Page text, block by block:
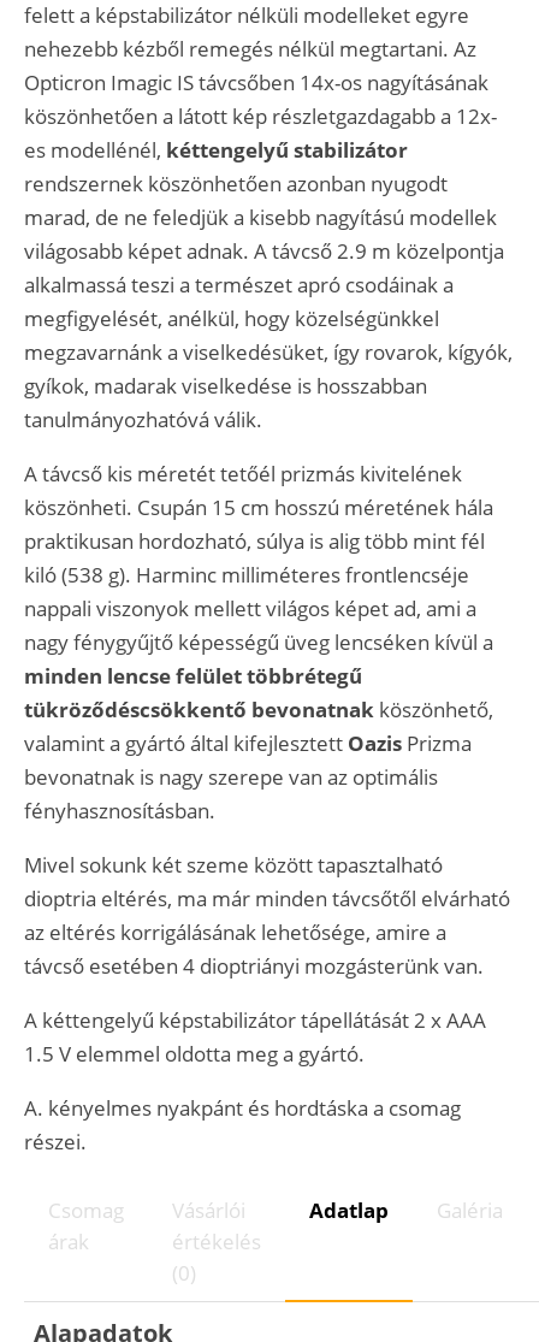
felett a képstabilizátor nélküli modelleket egyre
nehezebb kézből remegés nélkül megtartani. Az
Opticron Imagic IS távcsőben 14x-os nagyításának
köszönhetően a látott kép részletgazdagabb a 12x-
es modellénél, kéttengelyű stabilizátor
rendszernek köszönhetően azonban nyugodt
marad, de ne feledjük a kisebb nagyítású modellek
világosabb képet adnak. A távcső 2.9 m közelpontja
alkalmassá teszi a természet apró csodáinak a
megfigyelését, anélkül, hogy közelségünkkel
megzavarnánk a viselkedésüket, így rovarok, kígyók,
gyíkok, madarak viselkedése is hosszabban
tanulmányozhatóvá válik.
A távcső kis méretét tetőél prizmás kivitelének
köszönheti. Csupán 15 cm hosszú méretének hála
praktikusan hordozható, súlya is alig több mint fél
kiló (538 g). Harminc milliméteres frontlencséje
nappali viszonyok mellett világos képet ad, ami a
nagy fénygyűjtő képességű üveg lencséken kívül a
minden lencse felület többrétegű
tükröződéscsökkentő bevonatnak köszönhető,
valamint a gyártó által kifejlesztett Oazis Prizma
bevonatnak is nagy szerepe van az optimális
fényhasznosításban.
Mivel sokunk két szeme között tapasztalható
dioptria eltérés, ma már minden távcsőtől elvárható
az eltérés korrigálásának lehetősége, amire a
távcső esetében 4 dioptriányi mozgásterünk van.
A kéttengelyű képstabilizátor tápellátását 2 x AAA
1.5 V elemmel oldotta meg a gyártó.
A. kényelmes nyakpánt és hordtáska a csomag
részei.
Csomag
árak
Vásárlói
értékelés
(0)
Adatlap Galéria
Alapadatok